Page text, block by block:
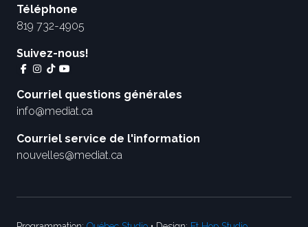
Téléphone
819 732-4905
Suivez-nous!
Courriel questions générales
info@mediat.ca
Courriel service de l'information
nouvelles@mediat.ca